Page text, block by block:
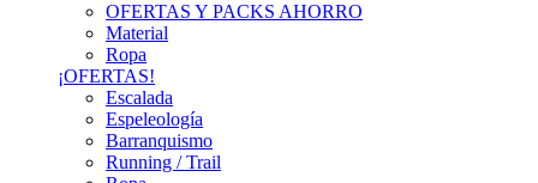
OFERTAS Y PACKS AHORRO
Material
Ropa
¡OFERTAS!
Escalada
Espeleología
Barranquismo
Running / Trail